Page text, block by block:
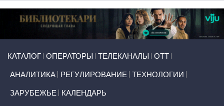
КАТАЛОГ ОПЕРАТОРЫ ТЕЛЕКАНАЛЫ ОТТ
АНАЛИТИКА РЕГУЛИРОВАНИЕ ТЕХНОЛОГИИ
ЗАРУБЕЖЬЕ КАЛЕНДАРЬ